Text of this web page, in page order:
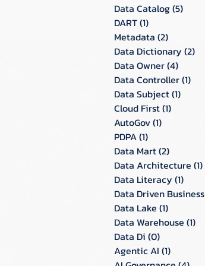
Data Catalog(5)
DART(1)
Metadata (2)
Data Dictionary (2)
Data Owner(4)
Data Controller(1)
Data Subject(1)
Cloud First(1)
AutoGov(1)
PDPA(1)
Data Mart(2)
Data Architecture (1)
Data Literacy (1)
Data Driven Business
Data Lake (1)
Data Warehouse (1)
Data Di (0)
Agentic AI (1)